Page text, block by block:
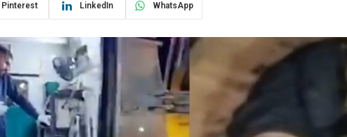
Pinterest LinkedIn WhatsApp